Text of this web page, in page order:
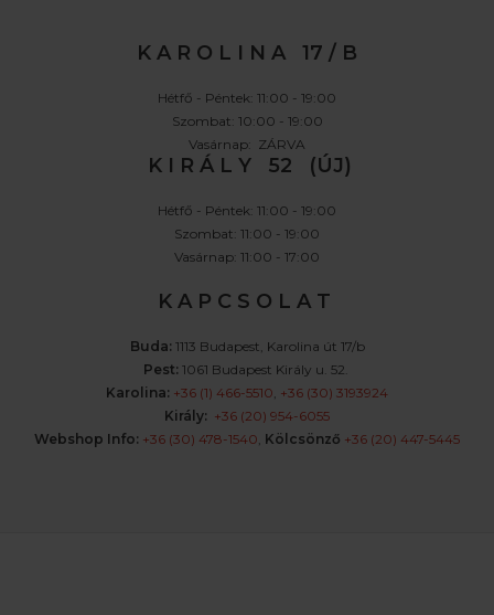
K A R O L I N A 17 / B
Hétfő - Péntek: 11:00 - 19:00
Szombat: 10:00 - 19:00
Vasárnap: ZÁRVA
K I R Á L Y 52 (ÚJ)
Hétfő - Péntek: 11:00 - 19:00
Szombat: 11:00 - 19:00
Vasárnap: 11:00 - 17:00
K A P C S O L A T
Buda: 1113 Budapest, Karolina út 17/b
Pest: 1061 Budapest Király u. 52.
Karolina: +36 (1) 466-5510 +36 (30) 3193924
Király: +36 (20) 954-6055
Webshop Info: +36 (30) 478-1540 Kölcsönző +36 (20) 447-5445